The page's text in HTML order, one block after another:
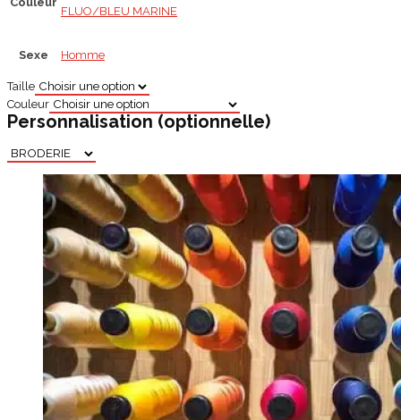
FLUO/BLEU MARINE
Sexe Homme
Taille
Couleur
Personnalisation (optionnelle)